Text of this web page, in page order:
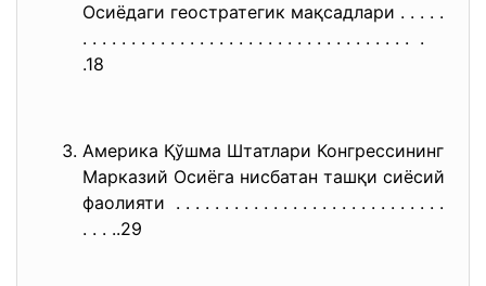
Осиёдаги геостратегик мақсадлари . . . . .
. . . . . . . . . . . . . . . . . . . . . . . . . . . . . . . . . . .
.18
Америка Қўшма Штатлари Конгрессининг
Марказий Осиёга нисбатан ташқи сиёсий
фаолияти . . . . . . . . . . . . . . . . . . . . . . . . . . . .
. . . ..29